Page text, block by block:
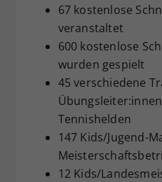
67 kostenlose
veranstaltet
600 kostenlose
wurden gespielt
45 verschiedene
Tennishelden
147 Kids/Jugend-
12 Kids/